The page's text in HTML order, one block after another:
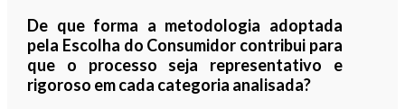
De que forma a metodologia adoptada
pela Escolha do Consumidor contribui para
que o processo seja representativo e
rigoroso em cada categoria analisada?